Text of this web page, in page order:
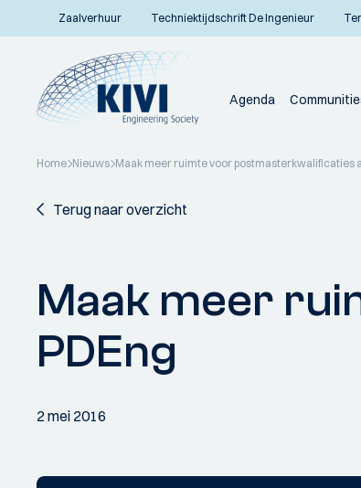
Zaalverhuur Techniektijdschrift De Ingenieur
Agenda
Home Nieuws Maak meer ruimte voor postmasterkwalificaties
Terug naar overzicht
Maak meer
PDEng
2 mei 2016